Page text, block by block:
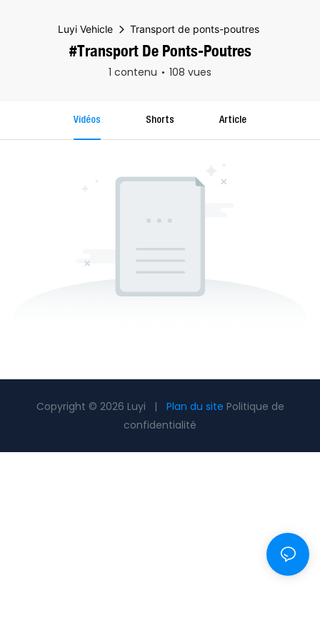
Luyi Vehicle Transport de ponts-poutres
#Transport De Ponts-Poutres
1 contenu 108 vues
Vidéos Shorts Article
Copyright © 2026 Luyi | Plan du site Politique de
confidentialité